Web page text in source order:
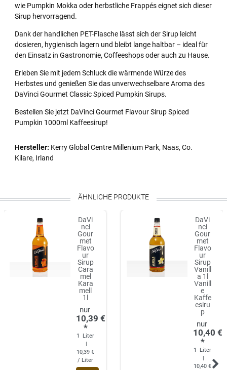
wie Pumpkin Mokka oder herbstliche Frappés eignet sich dieser
Sirup hervorragend.
Dank der handlichen PET-Flasche lässt sich der Sirup leicht
dosieren, hygienisch lagern und bleibt lange haltbar – ideal für
den Einsatz in Gastronomie, Coffeeshops oder auch zu Hause.
Erleben Sie mit jedem Schluck die wärmende Würze des
Herbstes und genießen Sie das unverwechselbare Aroma des
DaVinci Gourmet Classic Spiced Pumpkin Sirups.
Bestellen Sie jetzt DaVinci Gourmet Flavour Sirup Spiced
Pumpkin 1000ml Kaffeesirup!
Hersteller: Kerry Global Centre Millenium Park, Naas, Co.
Kilare, Irland
ÄHNLICHE PRODUKTE
DaVi
nci
Gour
met
Flavo
ur
Sirup
Cara
mel
Kara
mell
1l
10,39 €
*
1
Liter
|
10,39 €
/ Liter
DaVi
nci
Gour
met
Flavo
ur
Sirup
Vanill
a 1l
Vanill
e
Kaffe
esiru
p
10,40 €
*
1
Liter
|
10,40 €